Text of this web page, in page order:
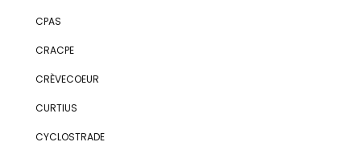
CPAS
CRACPE
CRÈVECOEUR
CURTIUS
CYCLOSTRADE